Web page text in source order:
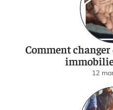
Comment changer
12